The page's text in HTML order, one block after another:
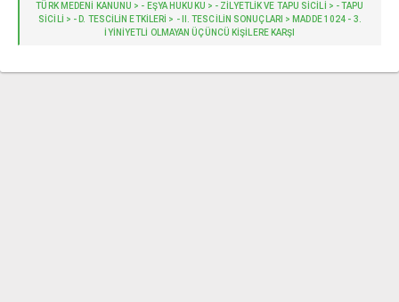
TÜRK MEDENİ KANUNU > - EŞYA HUKUKU > - ZİLYETLİK VE TAPU SİCİLİ > - TAPU
SİCİLİ > - D. TESCILIN ETKILERI > - II. TESCILIN SONUÇLARI > MADDE 1024 - 3.
İYINIYETLI OLMAYAN ÜÇÜNCÜ KIŞILERE KARŞI